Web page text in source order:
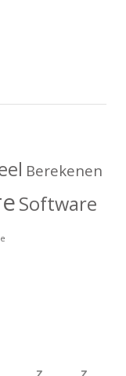
Berekenen
Software